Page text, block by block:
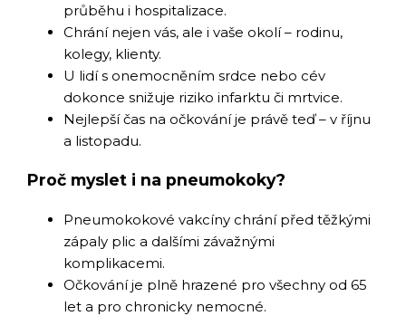
průběhu i hospitalizace.
Chrání nejen vás, ale i vaše okolí – rodinu,
kolegy, klienty.
U lidí s onemocněním srdce nebo cév
dokonce snižuje riziko infarktu či mrtvice.
Nejlepší čas na očkování je právě teď – v říjnu
a listopadu.
Proč myslet i na pneumokoky?
Pneumokokové vakcíny chrání před těžkými
zápaly plic a dalšími závažnými
komplikacemi.
Očkování je plně hrazené pro všechny od 65
let a pro chronicky nemocné.